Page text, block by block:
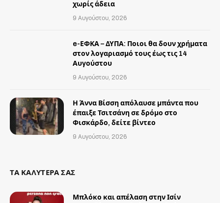
χωρίς άδεια
9 Αυγούστου, 2026
e-ΕΦΚΑ – ΔΥΠΑ: Ποιοι θα δουν χρήματα
στον λογαριασμό τους έως τις 14
Αυγούστου
9 Αυγούστου, 2026
Η Άννα Βίσση απόλαυσε μπάντα που
έπαιξε Τσιτσάνη σε δρόμο στο
Φισκάρδο, δείτε βίντεο
9 Αυγούστου, 2026
ΤΑ ΚΑΛΥΤΕΡΑ ΣΑΣ
Μπλόκο και απέλαση στην Ισίν